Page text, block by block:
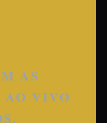
AS
AO VIVO